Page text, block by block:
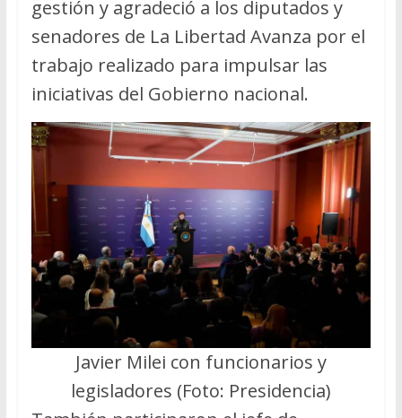
gestión y agradeció a los diputados y
senadores de La Libertad Avanza por el
trabajo realizado para impulsar las
iniciativas del Gobierno nacional.
Javier Milei con funcionarios y
legisladores (Foto: Presidencia)